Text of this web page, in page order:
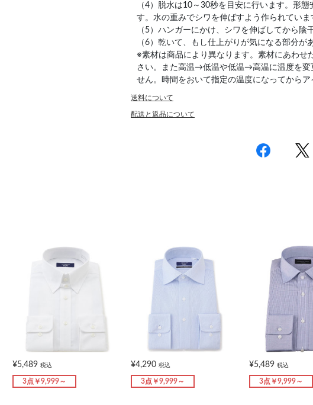
（4）脱水は10～30秒を目安に行います。形
す。水の重みでシワを伸ばすよう作られていま
（5）ハンガーにかけ、シワを伸ばしてから陰
（6）乾いて、もし仕上がりが気になる部分が
※素材は商品により異なります。素材にあわせ
さい。また高温→低温や低温→高温に温度を変
せん。時間をおいて指定の温度になってからア
送料について
配送と返品について
¥5,489 税込
3点￥9,999～
¥4,290 税込
3点￥9,999～
¥5,489 税込
3点￥9,999～